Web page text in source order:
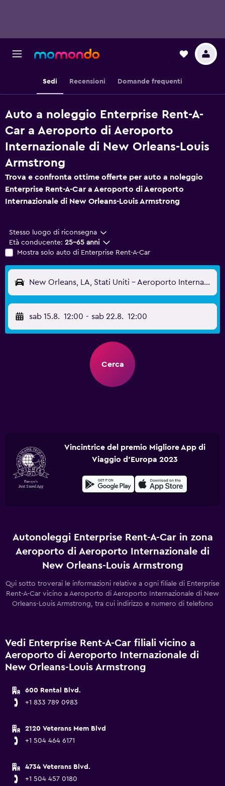
Sedi Recensioni Domande frequenti
Auto a noleggio Enterprise Rent-A-
Car a Aeroporto di Aeroporto
Internazionale di New Orleans-Louis
Armstrong
Trova e confronta ottime offerte per auto a noleggio
Enterprise Rent-A-Car a Aeroporto di Aeroporto
Internazionale di New Orleans-Louis Armstrong
Stesso luogo di riconsegna
Età conducente: 25-65 anni
Mostra solo auto di Enterprise Rent-A-Car
New Orleans, LA, Stati Uniti - Aeroporto Internazionale di New Orleans-Louis Armstrong (MSY)
sab 15.8. 12:00 - sab 22.8. 12:00
Cerca
Vincintrice del premio Migliore App di
Viaggio d'Europa 2023
Autonoleggi Enterprise Rent-A-Car in zona
Aeroporto di Aeroporto Internazionale di
New Orleans-Louis Armstrong
Qui sotto troverai le informazioni relative a ogni filiale di Enterprise
Rent-A-Car vicino a Aeroporto di Aeroporto Internazionale di New
Orleans-Louis Armstrong, tra cui indirizzo e numero di telefono
Vedi Enterprise Rent-A-Car filiali vicino a
Aeroporto di Aeroporto Internazionale di
New Orleans-Louis Armstrong
600 Rental Blvd.
+1 833 789 0983
2120 Veterans Mem Blvd
+1 504 464 6171
4734 Veterans Blvd.
+1 504 457 0180